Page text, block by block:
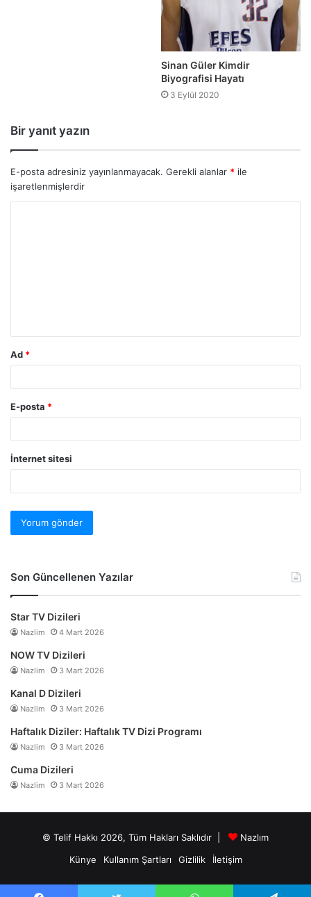
Sinan Güler Kimdir
Biyografisi Hayatı
3 Eylül 2020
Bir yanıt yazın
E-posta adresiniz yayınlanmayacak. Gerekli alanlar * ile
işaretlenmişlerdir
Ad *
E-posta *
İnternet sitesi
Son Güncellenen Yazılar
Star TV Dizileri
Nazlim 4 Mart 2026
NOW TV Dizileri
Nazlim 3 Mart 2026
Kanal D Dizileri
Nazlim 3 Mart 2026
Haftalık Diziler: Haftalık TV Dizi Programı
Nazlim 3 Mart 2026
Cuma Dizileri
Nazlim 3 Mart 2026
© Telif Hakkı 2026, Tüm Hakları Saklıdır |
Nazlım
Künye
Kullanım Şartları Gizlilik İletişim